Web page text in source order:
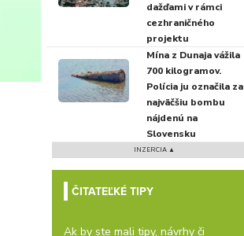
dažďami v rámci
cezhraničného
projektu
Mína z Dunaja vážila
700 kilogramov.
Polícia ju označila za
najväčšiu bombu
nájdenú na
Slovensku
INZERCIA ▲
ČITATEĽKÉ TIPY
Ak by ste mali tipy, návrhy či